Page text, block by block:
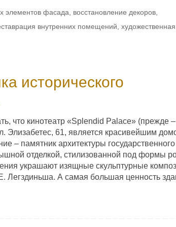
элементов фасада восстановление декоров
внутренних помещений художественная
исторического
что кинотеатр «Splendid Palace» (прежде –
Элизабетес, 61, является красивейшим
– памятник архитектуры государственного
отделкой, стилизованной под формы
украшают изящные скульптурные
Легздиньша. А самая большая ценность